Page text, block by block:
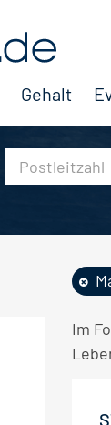
Gehalt
Im